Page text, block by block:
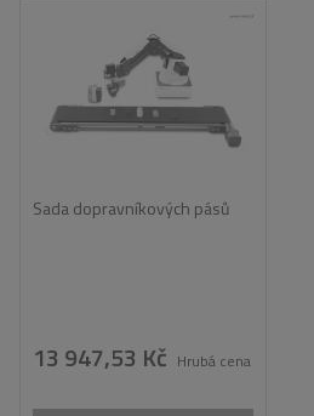
Sada dopravníkových pásů
13 947,53 Kč Hrubá cena